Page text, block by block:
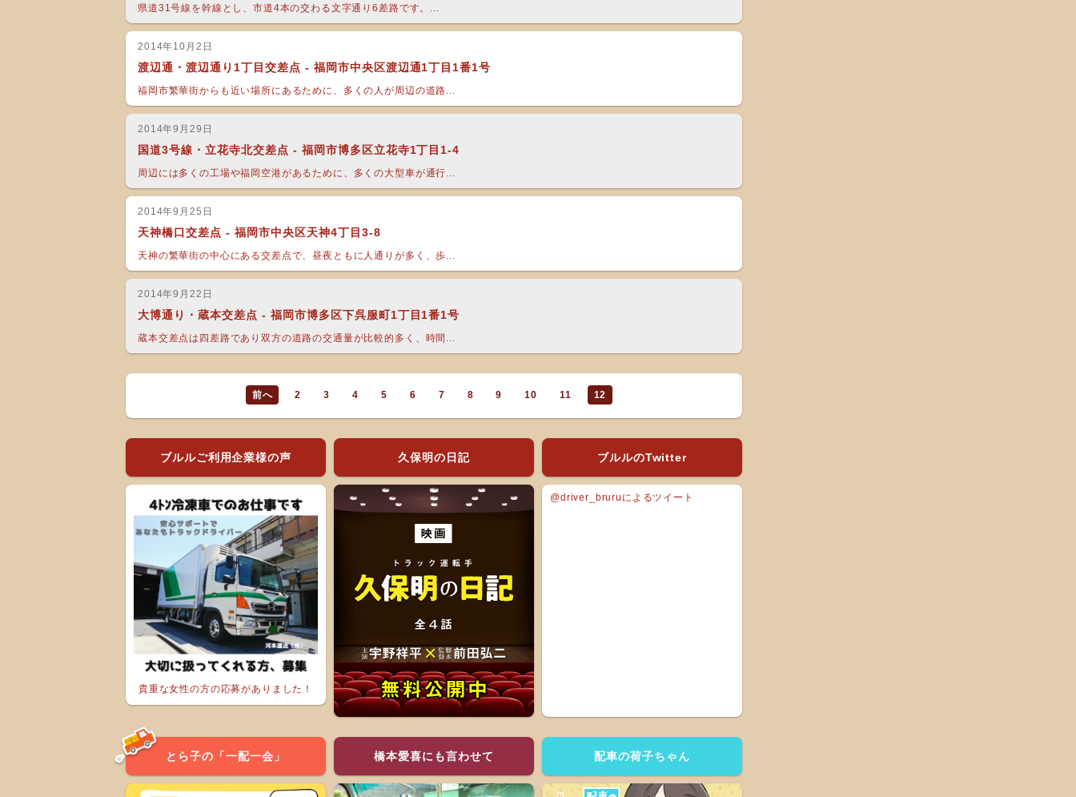
県道31号線を幹線とし、市道4本の交わる文字通り6差路です。...
2014年10月2日
渡辺通・渡辺通り1丁目交差点 - 福岡市中央区渡辺通1丁目1番1号
福岡市繁華街からも近い場所にあるために、多くの人が周辺の道路...
2014年9月29日
国道3号線・立花寺北交差点 - 福岡市博多区立花寺1丁目1-4
周辺には多くの工場や福岡空港があるために、多くの大型車が通行...
2014年9月25日
天神橋口交差点 - 福岡市中央区天神4丁目3-8
天神の繁華街の中心にある交差点で、昼夜ともに人通りが多く、歩...
2014年9月22日
大博通り・蔵本交差点 - 福岡市博多区下呉服町1丁目1番1号
蔵本交差点は四差路であり双方の道路の交通量が比較的多く、時間...
前へ 2 3 4 5 6 7 8 9 10 11 12
ブルルご利用企業様の声
貴重な女性の方の応募がありました！
久保明の日記 ブルルのTwitter
@driver_bruruによるツイート
とら子の「一配一会」 橋本愛喜にも言わせて 配車の荷子ちゃん